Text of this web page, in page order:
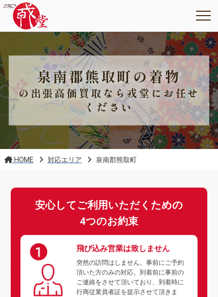
泉南郡熊取町の着物
の出張高価買取なら戎堂にお任せ
ください
HOME 対応エリア 泉南郡熊取町
安心してご利用いただくための
4つのお約束
飛び込み営業は致しません
突然の訪問はしません。事前にご予約
頂いた方のみの対応。到着前に事前の
ご連絡をさせて頂いており、到着時に
行商従業員者証を提示させて頂きま